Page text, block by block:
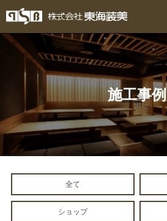
施工事例
全て
ショップ